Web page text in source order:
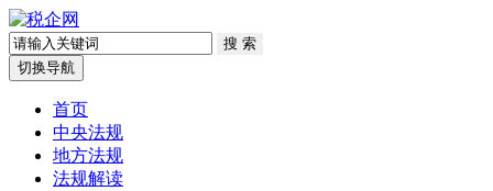
切换导航
首页
中央法规
地方法规
法规解读